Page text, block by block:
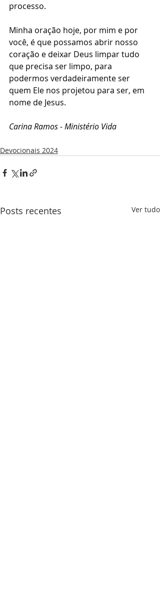
processo.
Minha oração hoje, por mim e por
você, é que possamos abrir nosso
coração e deixar Deus limpar tudo
que precisa ser limpo, para
podermos verdadeiramente ser
quem Ele nos projetou para ser, em
nome de Jesus.
Carina Ramos - Ministério Vida
Devocionais 2024
Posts recentes Ver tudo